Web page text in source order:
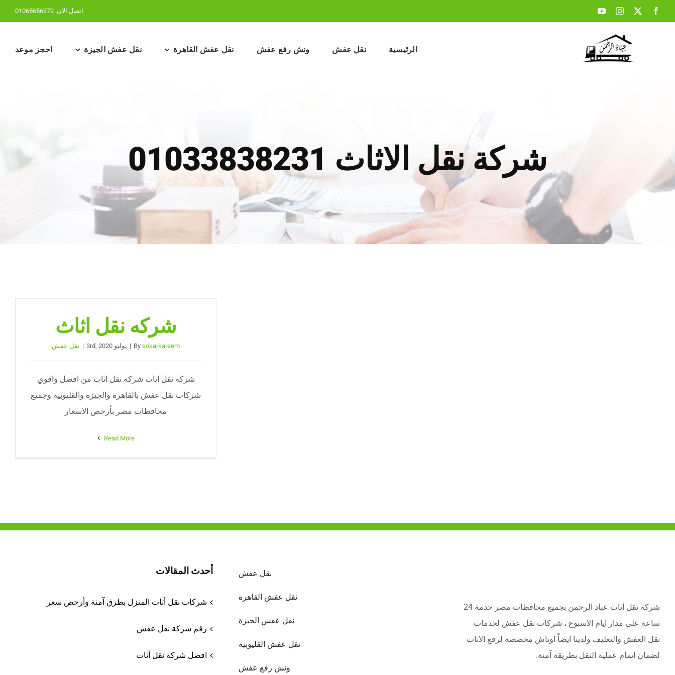
to
اتصل الان: 01065656972
الرئيسية نقل عفش ونش رفع عفش نقل عفش القاهرة نقل عفش الجيزة احجز موعد
شركة نقل الاثاث 01033838231
شركه نقل اثاث
Bysokarkareem
| يوليو 3rd, 2020 | نقل عفش
شركه نقل اثاث شركه نقل اثاث من افضل واقوي
شركات نقل عفش بالقاهرة والجيزة والقليوبية وجميع
محافظات مصر بأرخص الاسعار
Read More
شركة نقل أثاث عباد الرحمن بجميع محافظات مصر خدمة 24
ساعة على مدار ايام الاسبوع ، شركات نقل عفش لخدمات
نقل العفش والتغليف ولدينا ايضاً اوناش مخصصة لرفع الاثاث
لضمان اتمام عملية النقل بطريقة آمنة.
نقل عفش
نقل عفش القاهرة
نقل عفش الجيزة
نقل عفش القليوبية
ونش رفع عفش
أحدث المقالات
شركات نقل أثاث المنزل بطرق آمنة وأرخص سعر
رقم شركة نقل عفش
افضل شركة نقل أثاث